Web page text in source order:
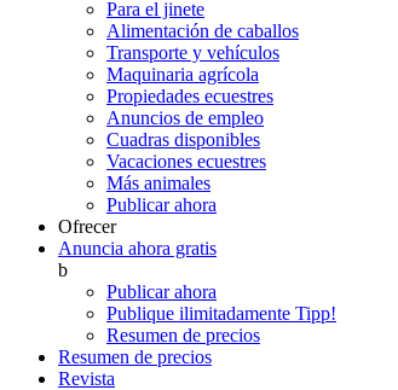
Para el jinete
Alimentación de caballos
Transporte y vehículos
Maquinaria agrícola
Propiedades ecuestres
Anuncios de empleo
Cuadras disponibles
Vacaciones ecuestres
Más animales
Publicar ahora
Ofrecer
Anuncia ahora gratis
b
Publicar ahora
Publique ilimitadamente Tipp!
Resumen de precios
Resumen de precios
Revista